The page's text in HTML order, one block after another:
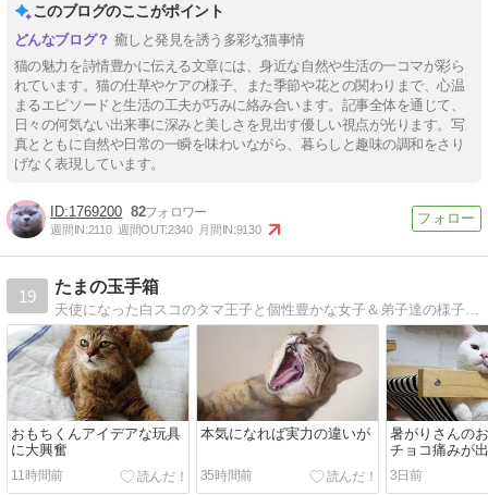
このブログのここがポイント
癒しと発見を誘う多彩な猫事情
猫の魅力を詩情豊かに伝える文章には、身近な自然や生活の一コマが彩ら
れています。猫の仕草やケアの様子、また季節や花との関わりまで、心温
まるエピソードと生活の工夫が巧みに絡み合います。記事全体を通じて、
日々の何気ない出来事に深みと美しさを見出す優しい視点が光ります。写
真とともに自然や日常の一瞬を味わいながら、暮らしと趣味の調和をさり
げなく表現しています。
1769200 82
週間IN:2110 週間OUT:2340 月間IN:9130
19
たまの玉手箱
おもちくんアイデアな玩具
に大興奮
11時間前
本気になれば実力の違いが
35時間前
暑がりさんの
チョコ痛みが
3日前